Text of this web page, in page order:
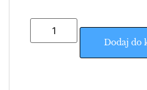
Dodaj do